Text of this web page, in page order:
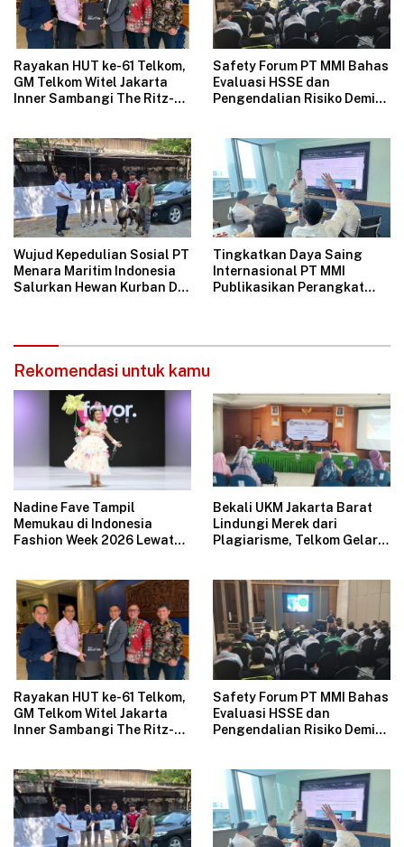
Rayakan HUT ke-61 Telkom,
GM Telkom Witel Jakarta
Inner Sambangi The Ritz-
Industri Hospitality
Safety Forum PT MMI Bahas
Evaluasi HSSE dan
Pengendalian Risiko Demi
Wujud Kepedulian Sosial PT
Menara Maritim Indonesia
Salurkan Hewan Kurban Di
Tingkatkan Daya Saing
Internasional PT MMI
Publikasikan Perangkat
Rekomendasi untuk kamu
Nadine Fave Tampil
Memukau di Indonesia
Fashion Week 2026 Lewat
Bekali UKM Jakarta Barat
Lindungi Merek dari
Plagiarisme, Telkom Gelar
Rayakan HUT ke-61 Telkom,
GM Telkom Witel Jakarta
Inner Sambangi The Ritz-
Industri Hospitality
Safety Forum PT MMI Bahas
Evaluasi HSSE dan
Pengendalian Risiko Demi